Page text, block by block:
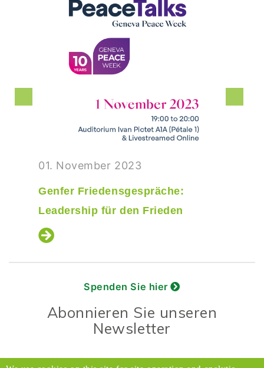
01. November 2023
Genfer Friedensgespräche:
Leadership für den Frieden
Spenden Sie hier
Abonnieren Sie unseren
Newsletter